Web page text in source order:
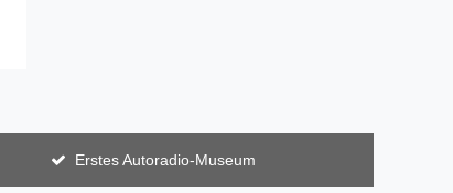
Erstes Autoradio-Museum